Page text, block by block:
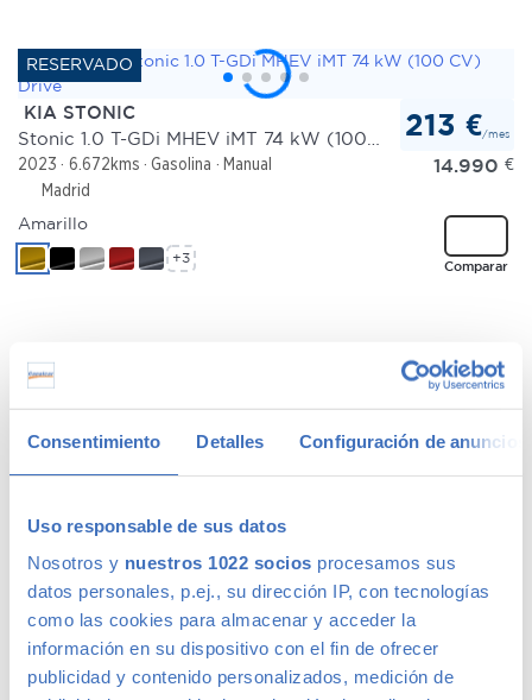
Consentimiento Detalles Configuración de anuncios
Uso responsable de sus datos
Nosotros y nuestros 1022 socios procesamos sus
datos personales, p.ej., su dirección IP, con tecnologías
como las cookies para almacenar y acceder la
información en su dispositivo con el fin de ofrecer
publicidad y contenido personalizados, medición de
KIA STONIC
2023 6.672kms Gasolina
Manual
Madrid
213 €/mes
14.990 €
Comparar
Amarillo
+3
HYUNDAI BAYON
Bayon 1.2 MPi 79 CV Maxx
2024 51.206kms Gasolina
Manual
227 €/mes
15.990
+2
FORD KUGA
Kuga Trend 2.0 TDCi 140 CV 2WD
191 €